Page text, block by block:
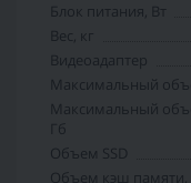
Блок питания, Вт
Вес, кг
Видеоадаптер
Максимальный
Максимальный
Гб
Объем SSD
Объем кэш